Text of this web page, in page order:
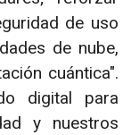
de uso
de nube,
cuántica".
digital para
y nuestros